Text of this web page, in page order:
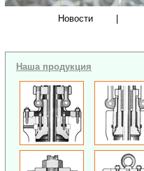
Новости
Наша продукция